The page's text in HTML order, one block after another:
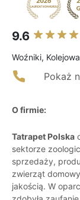
9.6
Woźniki,
Pokaż
O firmie:
Tatrapet Polska
sektorze
sprzedaży,
zwierząt
jakością. W